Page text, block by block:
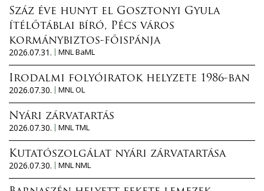
Száz éve hunyt el Gosztonyi Gyula
ítélőtáblai bíró, Pécs város
kormánybiztos-főispánja
2026.07.31.
MNL BaML
Irodalmi folyóiratok helyzete 1986-ban
2026.07.30.
MNL OL
Nyári zárvatartás
2026.07.30.
MNL TML
Kutatószolgálat nyári zárvatartása
2026.07.30.
MNL NML